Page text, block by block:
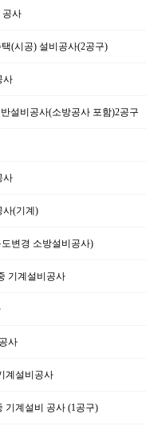
공사
(시공) 설비공사(2공구)
사
설비공사(소방공사 포함)2공구
사
사(기계)
변경 소방설비공사)
기계설비공사
사
계설비공사
기계설비 공사 (1공구)